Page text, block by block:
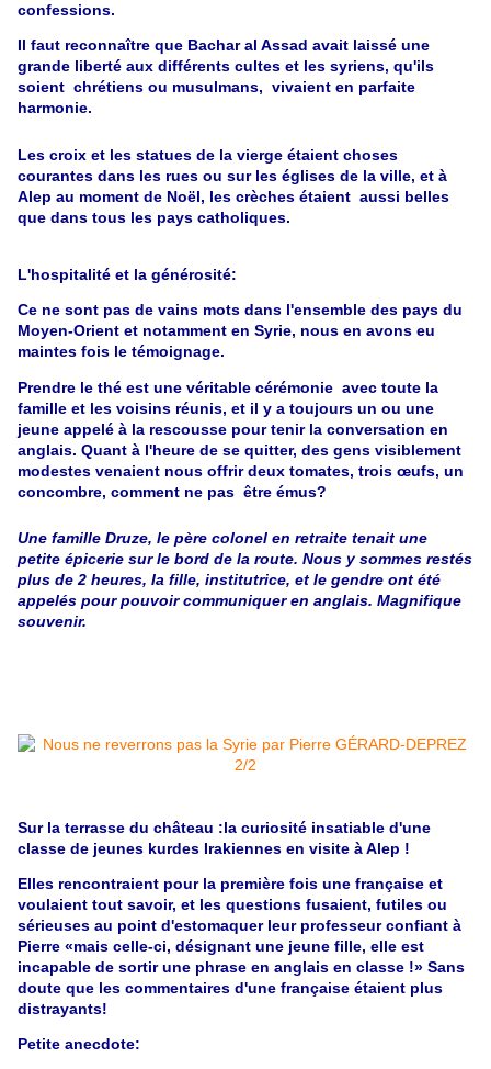
confessions.
Il faut reconnaître que Bachar al Assad avait laissé une
grande liberté aux différents cultes et les syriens, qu'ils
soient chrétiens ou musulmans, vivaient en parfaite
harmonie.
Les croix et les statues de la vierge étaient choses
courantes dans les rues ou sur les églises de la ville, et à
Alep au moment de Noël, les crèches étaient aussi belles
que dans tous les pays catholiques.
L'hospitalité et la générosité:
Ce ne sont pas de vains mots dans l'ensemble des pays du
Moyen-Orient et notamment en Syrie, nous en avons eu
maintes fois le témoignage.
Prendre le thé est une véritable cérémonie avec toute la
famille et les voisins réunis, et il y a toujours un ou une
jeune appelé à la rescousse pour tenir la conversation en
anglais. Quant à l'heure de se quitter, des gens visiblement
modestes venaient nous offrir deux tomates, trois œufs, un
concombre, comment ne pas être émus?
Une famille Druze, le père colonel en retraite tenait une
petite épicerie sur le bord de la route. Nous y sommes restés
plus de 2 heures, la fille, institutrice, et le gendre ont été
appelés pour pouvoir communiquer en anglais. Magnifique
souvenir.
Sur la terrasse du château :la curiosité insatiable d'une
classe de jeunes kurdes Irakiennes en visite à Alep !
Elles rencontraient pour la première fois une française et
voulaient tout savoir, et les questions fusaient, futiles ou
sérieuses au point d'estomaquer leur professeur confiant à
Pierre «mais celle-ci, désignant une jeune fille, elle est
incapable de sortir une phrase en anglais en classe !» Sans
doute que les commentaires d'une française étaient plus
distrayants!
Petite anecdote: